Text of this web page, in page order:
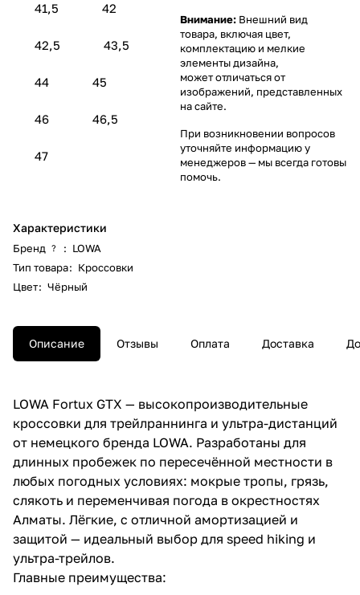
41,5 42
42,5 43,5
44 45
46 46,5
47
Характеристики
Бренд ? : LOWA
Тип товара: Кроссовки
Цвет: Чёрный
Внимание: Внешний вид
товара, включая цвет,
комплектацию и мелкие
элементы дизайна,
может отличаться от
изображений, представленных
на сайте.
При возникновении вопросов
уточняйте информацию у
менеджеров— мы всегда готовы
помочь.
Описание Отзывы Оплата Доставка
LOWA Fortux GTX — высокопроизводительные
кроссовки для трейлраннинга и ультра-дистанций
от немецкого бренда LOWA. Разработаны для
длинных пробежек по пересечённой местности в
любых погодных условиях: мокрые тропы, грязь,
слякоть и переменчивая погода в окрестностях
Алматы. Лёгкие, с отличной амортизацией и
защитой — идеальный выбор для speed hiking и
ультра-трейлов.
Главные преимущества: